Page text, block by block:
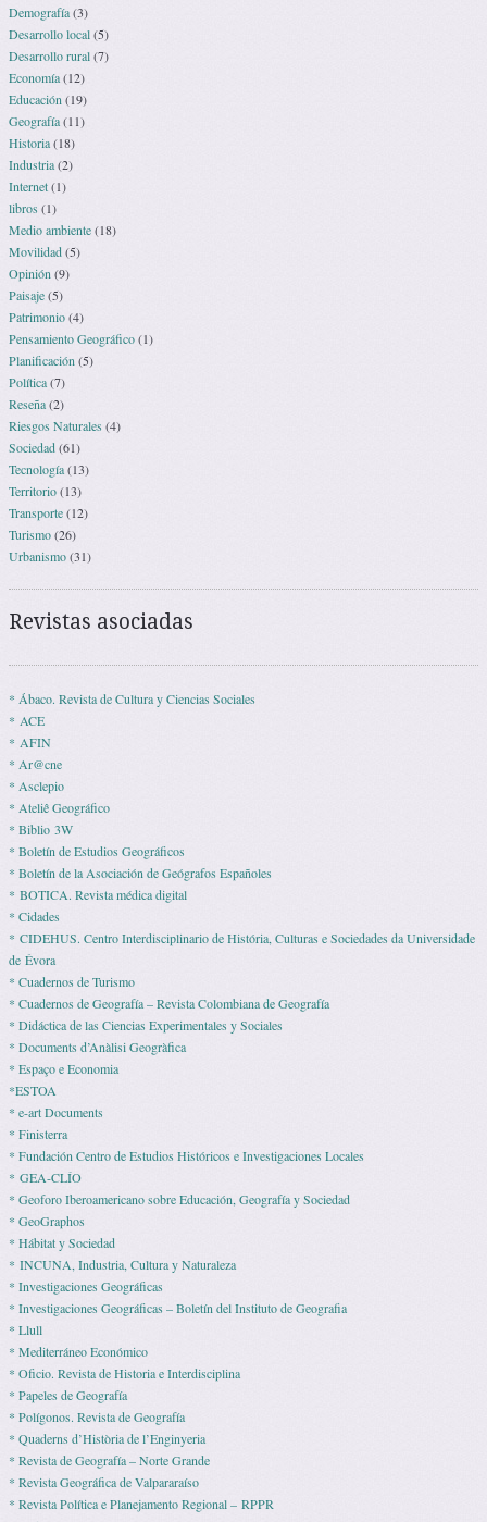
Demografía(3)
Desarrollo local(5)
Desarrollo rural(7)
Economía(12)
Educación (19)
Geografía(11)
Historia(18)
Industria(2)
Internet(1)
libros (1)
Medio ambiente(18)
Movilidad(5)
Opinión (9)
Paisaje(5)
Patrimonio(4)
Pensamiento Geográfico(1)
Planificación (5)
Política(7)
Reseña(2)
Riesgos Naturales (4)
Sociedad(61)
Tecnología(13)
Territorio(13)
Transporte(12)
Turismo(26)
Urbanismo(31)
Revistas asociadas
* Ábaco. Revista de Cultura y Ciencias Sociales
* ACE
* AFIN
* Ar@cne
* Asclepio
* Ateliê Geográfico
* Biblio 3W
* Boletín de Estudios Geográficos
* Boletín de la Asociación de Geógrafos Españoles
* BOTICA. Revista médica digital
* Cidades
* CIDEHUS. Centro Interdisciplinario de História, Culturas e Sociedades da Universidade
de Évora
* Cuadernos de Turismo
* Cuadernos de Geografía – Revista Colombiana de Geografía
* Didáctica de las Ciencias Experimentales y Sociales
* Documents d’Anàlisi Geogràfica
* Espaço e Economia
*ESTOA
* e-art Documents
* Finisterra
* Fundación Centro de Estudios Históricos e Investigaciones Locales
* GEA-CLÍO
* Geoforo Iberoamericano sobre Educación, Geografía y Sociedad
* GeoGraphos
* Hábitat y Sociedad
* INCUNA, Industria, Cultura y Naturaleza
* Investigaciones Geográficas
* Investigaciones Geográficas – Boletín del Instituto de Geografia
* Llull
* Mediterráneo Económico
* Ofi­cio. Revista de His­to­ria e Interdisciplina
* Pape­les de Geografía
* Polígonos. Revista de Geografía
* Quaderns d’Història de l’Enginyeria
* Revista de Geografía – Norte Grande
* Revista Geográfica de Valpararaíso
* Revista Polí­tica e Pla­ne­ja­mento Regio­nal – RPPR